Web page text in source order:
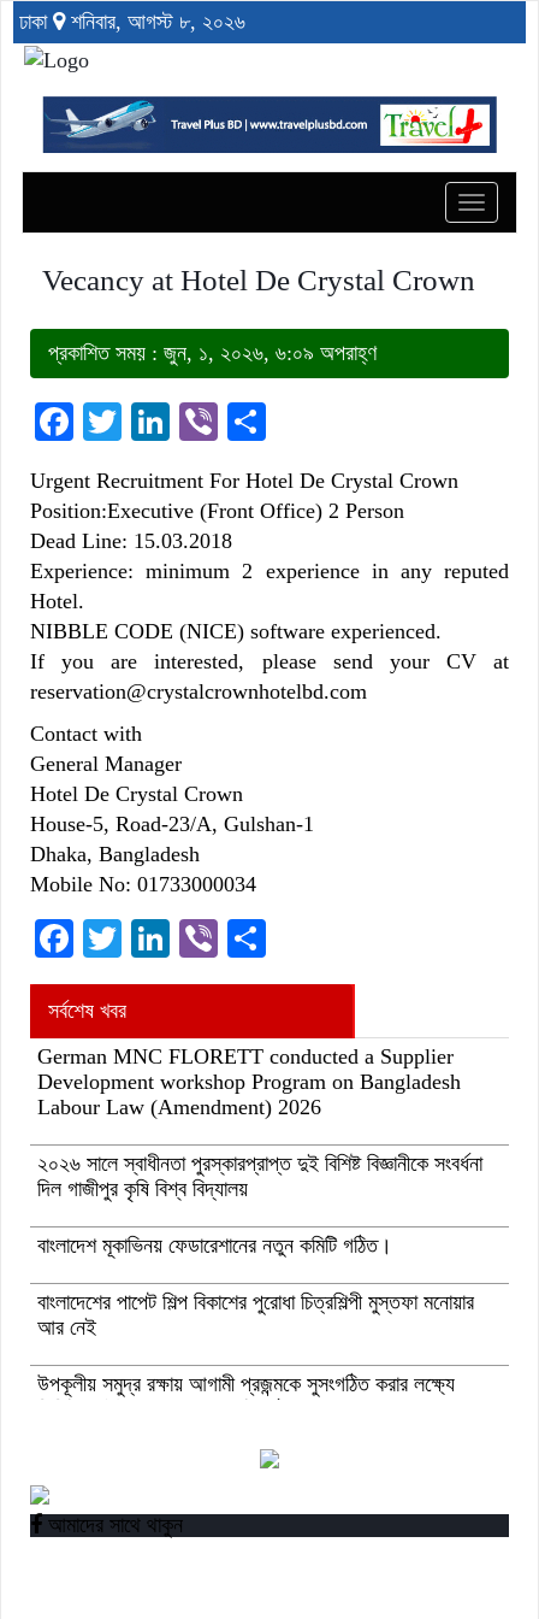
ঢাকা শনিবার, আগস্ট ৮, ২০২৬
Toggle
Vecancy at Hotel De Crystal Crown
প্রকাশিত সময় : জুন, ১, ২০২৬, ৬:০৯ অপরাহ্ণ
Facebook
TwitterLinkedIn
Viber
Urgent Recruitment For Hotel De Crystal Crown
Position:Executive (Front Office) 2 Person
Dead Line: 15.03.2018
Experience: minimum 2 experience in any reputed
Hotel.
NIBBLE CODE (NICE) software experienced.
If you are interested, please send your CV at
reservation@crystalcrownhotelbd.com
Contact with
General Manager
Hotel De Crystal Crown
House-5, Road-23/A, Gulshan-1
Dhaka, Bangladesh
Mobile No: 01733000034
Facebook
TwitterLinkedIn
Viber
সর্বশেষ খবর
German MNC FLORETT conducted a Supplier
Development workshop Program on Bangladesh
Labour Law (Amendment) 2026
২০২৬ সালে স্বাধীনতা পুরস্কারপ্রাপ্ত দুই বিশিষ্ট বিজ্ঞানীকে সংবর্ধনা
দিল গাজীপুর কৃষি বিশ্ব বিদ্যালয়
বাংলাদেশ মূকাভিনয় ফেডারেশানের নতুন কমিটি গঠিত।
বাংলাদেশের পাপেট শিল্প বিকাশের পুরোধা চিত্রশিল্পী মুস্তফা মনোয়ার
আর নেই
উপকূলীয় সমুদ্র রক্ষায় আগামী প্রজন্মকে সুসংগঠিত করার লক্ষ্যে
“বাংলাদেশ ইনস্টিটিউট অব ট্যুরিজম অ্যান্ড হসপিটালিটি” তে ৬ মাস
মেয়াদী চারটি সার্টিফিকেট কোর্সে ভর্তি শুরু হয়েছে।
আমাদের সাথে থাকুন